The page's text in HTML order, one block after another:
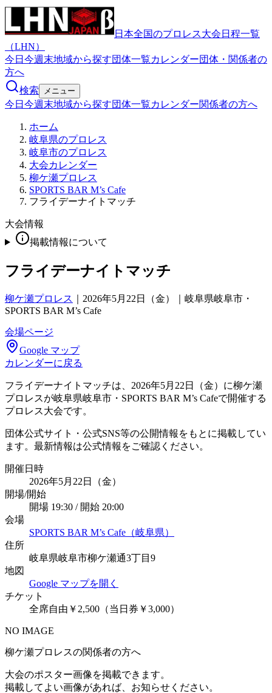
日本全国のプロレス大会日程一覧
（LHN）
今日 今週末地域から探す団体一覧カレンダー団体・関係者の
方へ
検索
メニュー
今日 今週末地域から探す団体一覧カレンダー関係者の方へ
ホーム
岐阜県のプロレス
岐阜市のプロレス
大会カレンダー
柳ケ瀬プロレス
SPORTS BAR M’s Cafe
フライデーナイトマッチ
大会情報
掲載情報について
フライデーナイトマッチ
柳ケ瀬プロレス
2026年5月22日（金）｜岐阜県岐阜市・
SPORTS BAR M’s Cafe
会場ページ
Google マップ
カレンダーに戻る
フライデーナイトマッチは、2026年5月22日（金）に柳ケ瀬
プロレスが岐阜県岐阜市・SPORTS BAR M’s Cafeで開催する
プロレス大会です。
団体公式サイト・公式SNS等の公開情報をもとに掲載してい
ます。最新情報は公式情報をご確認ください。
開催日時
2026年5月22日（金）
開場/開始
開場 19:30 / 開始 20:00
会場
SPORTS BAR M’s Cafe（岐阜県）
住所
岐阜県岐阜市柳ケ瀬通3丁目9
地図
Google マップを開く
チケット
全席自由￥2,500（当日券￥3,000）
NO IMAGE
柳ケ瀬プロレスの関係者の方へ
大会のポスター画像を掲載できます。
掲載してよい画像があれば、お知らせください。